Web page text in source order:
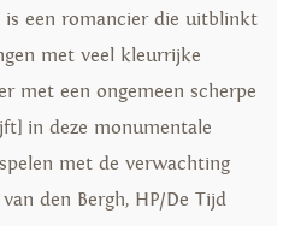
een romancier die uitblinkt
met veel kleurrijke
met een ongemeen scherpe
in deze monumentale
met de verwachting
den Bergh, HP/De Tijd